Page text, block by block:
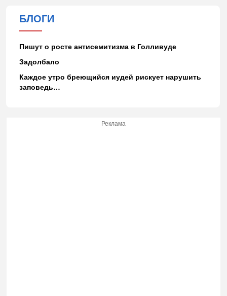
БЛОГИ
Пишут о росте антисемитизма в Голливуде
Задолбало
Каждое утро бреющийся иудей рискует нарушить
заповедь…
Реклама